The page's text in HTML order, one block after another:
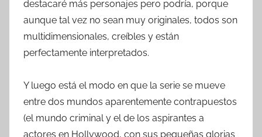
destacaré más personajes pero podría, porque
aunque tal vez no sean muy originales, todos son
multidimensionales, creíbles y están
perfectamente interpretados.
Y luego está el modo en que la serie se mueve
entre dos mundos aparentemente contrapuestos
(el mundo criminal y el de los aspirantes a
actores en Hollywood, con sus pequeñas glorias